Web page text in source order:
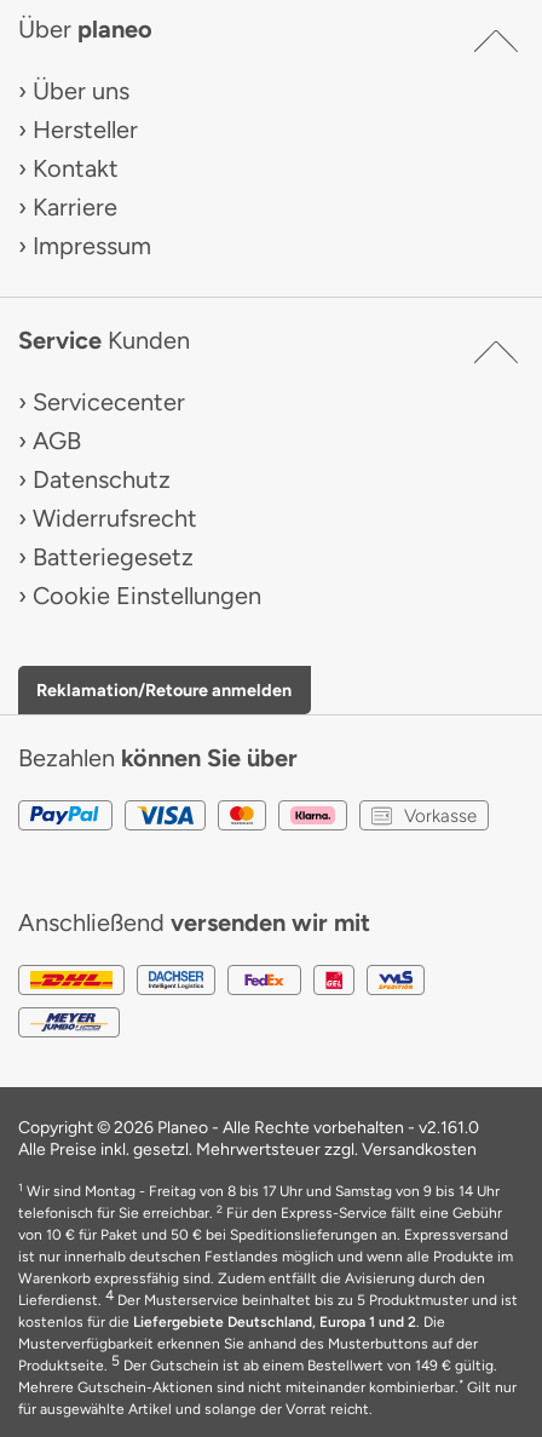
Über planeo
Über uns
Hersteller
Kontakt
Karriere
Impressum
Service Kunden
Servicecenter
AGB
Datenschutz
Widerrufsrecht
Batteriegesetz
Cookie Einstellungen
Reklamation/Retoure anmelden
Bezahlen können Sie über
Vorkasse
Anschließend versenden wir mit
Copyright © 2026 Planeo - Alle Rechte vorbehalten - v2.161.0
Alle Preise inkl. gesetzl. Mehrwertsteuer zzgl. Versandkosten
1 Wir sind Montag - Freitag von 8 bis 17 Uhr und Samstag von 9 bis 14 Uhr
telefonisch für Sie erreichbar. 2 Für den Express-Service fällt eine Gebühr
von 10 € für Paket und 50 € bei Speditionslieferungen an. Expressversand
ist nur innerhalb deutschen Festlandes möglich und wenn alle Produkte im
Warenkorb expressfähig sind. Zudem entfällt die Avisierung durch den
Lieferdienst. 4 Der Musterservice beinhaltet bis zu 5 Produktmuster und ist
kostenlos für die Liefergebiete Deutschland, Europa 1 und 2. Die
Musterverfügbarkeit erkennen Sie anhand des Musterbuttons auf der
Produktseite. 5 Der Gutschein ist ab einem Bestellwert von 149 € gültig.
Mehrere Gutschein-Aktionen sind nicht miteinander kombinierbar.* Gilt nur
für ausgewählte Artikel und solange der Vorrat reicht.